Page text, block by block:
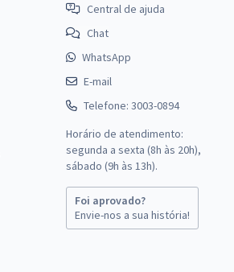
Central de ajuda
Chat
WhatsApp
E-mail
Telefone: 3003-0894
Horário de atendimento:
segunda a sexta (8h às 20h),
sábado (9h às 13h).
Foi aprovado?
Envie-nos a sua história!